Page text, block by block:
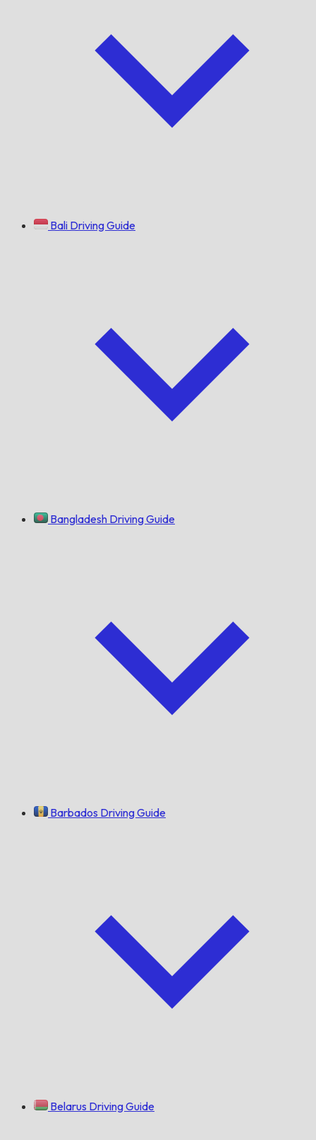
Bali Driving Guide
Bangladesh Driving Guide
Barbados Driving Guide
Belarus Driving Guide